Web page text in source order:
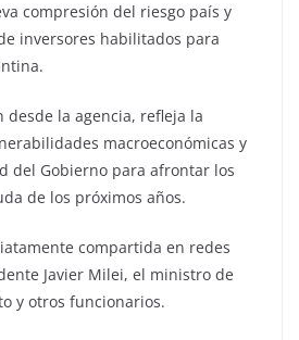
compresión del riesgo país y
inversores habilitados para
desde la agencia, refleja la
macroeconómicas y
del Gobierno para afrontar los
de los próximos años.
compartida en redes
Javier Milei, el ministro de
y otros funcionarios.